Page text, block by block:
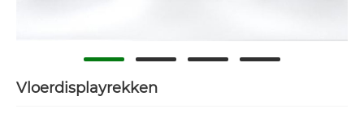
Vloerdisplayrekken